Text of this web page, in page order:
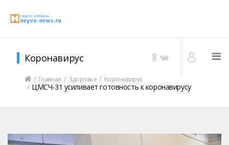
Коронавирус
Главная Здоровье Коронавирус
ЦМСЧ-31 усиливает готовность к коронавирусу